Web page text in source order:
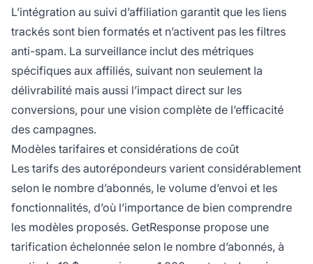
L’intégration au suivi d’affiliation garantit que les liens
trackés sont bien formatés et n’activent pas les filtres
anti-spam. La surveillance inclut des métriques
spécifiques aux affiliés, suivant non seulement la
délivrabilité mais aussi l’impact direct sur les
conversions, pour une vision complète de l’efficacité
des campagnes.
Modèles tarifaires et considérations de coût
Les tarifs des autorépondeurs varient considérablement
selon le nombre d’abonnés, le volume d’envoi et les
fonctionnalités, d’où l’importance de bien comprendre
les modèles proposés. GetResponse propose une
tarification échelonnée selon le nombre d’abonnés, à